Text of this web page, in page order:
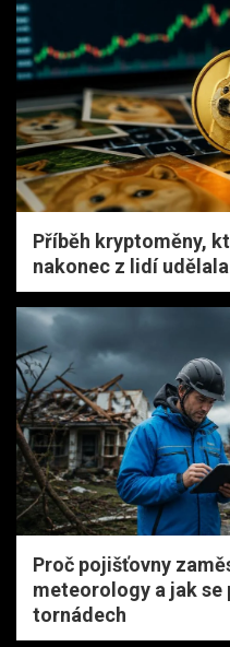
Příběh kryptoměny,
nakonec z lidí
Proč pojišťovny
meteorology a jak se
tornádech